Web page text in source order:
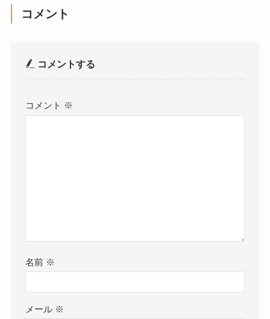
コメント
コメントする
コメント ※
名前 ※
メール ※